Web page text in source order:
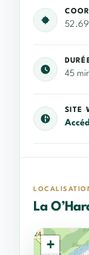
45
SITE
La
+